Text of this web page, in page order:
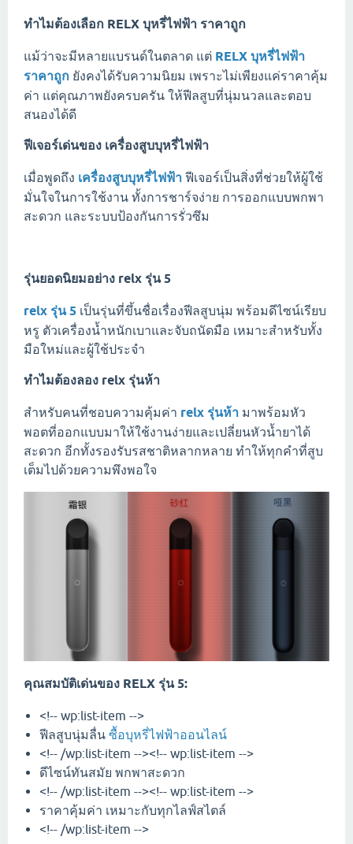
ทำไมต้องเลือก RELX บุหรี่ไฟฟ้า ราคาถูก
แม้ว่าจะมีหลายแบรนด์ในตลาด แต่ RELX บุหรี่ไฟฟ้า
ราคาถูก ยังคงได้รับความนิยม เพราะไม่เพียงแค่ราคาคุ้ม
ค่า แต่คุณภาพยังครบครัน ให้ฟีลสูบที่นุ่มนวลและตอบ
สนองได้ดี
ฟีเจอร์เด่นของ เครื่องสูบบุหรี่ไฟฟ้า
เมื่อพูดถึง เครื่องสูบบุหรี่ไฟฟ้า ฟีเจอร์เป็นสิ่งที่ช่วยให้ผู้ใช้
มั่นใจในการใช้งาน ทั้งการชาร์จง่าย การออกแบบพกพา
สะดวก และระบบป้องกันการรั่วซึม
รุ่นยอดนิยมอย่าง relx รุ่น 5
relx รุ่น 5 เป็นรุ่นที่ขึ้นชื่อเรื่องฟีลสูบนุ่ม พร้อมดีไซน์เรียบ
หรู ตัวเครื่องน้ำหนักเบาและจับถนัดมือ เหมาะสำหรับทั้ง
มือใหม่และผู้ใช้ประจำ
ทำไมต้องลอง relx รุ่นห้า
สำหรับคนที่ชอบความคุ้มค่า relx รุ่นห้า มาพร้อมหัว
พอตที่ออกแบบมาให้ใช้งานง่ายและเปลี่ยนหัวน้ำยาได้
สะดวก อีกทั้งรองรับรสชาติหลากหลาย ทำให้ทุกคำที่สูบ
เต็มไปด้วยความพึงพอใจ
คุณสมบัติเด่นของ RELX รุ่น 5:
<!-- wp:list-item -->
ฟีลสูบนุ่มลื่น ซื้อบุหรี่ไฟฟ้าออนไลน์
<!-- /wp:list-item --><!-- wp:list-item -->
ดีไซน์ทันสมัย พกพาสะดวก
<!-- /wp:list-item --><!-- wp:list-item -->
ราคาคุ้มค่า เหมาะกับทุกไลฟ์สไตล์
<!-- /wp:list-item -->